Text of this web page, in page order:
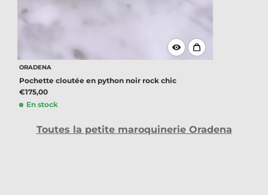
ORADENA
Pochette cloutée en python noir rock chic
€175,00
En stock
Toutes la petite maroquinerie Oradena